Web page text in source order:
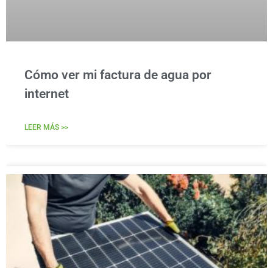
Cómo ver mi factura de agua por
internet
LEER MÁS >>